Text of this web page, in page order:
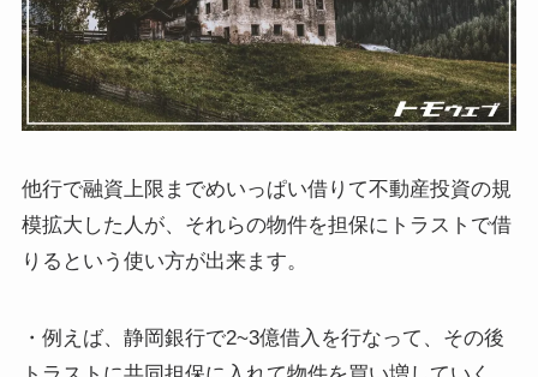
他行で融資上限までめいっぱい借りて不動産投資の規
模拡大した人が、それらの物件を担保にトラストで借
りるという使い方が出来ます。
・例えば、静岡銀行で2~3億借入を行なって、その後